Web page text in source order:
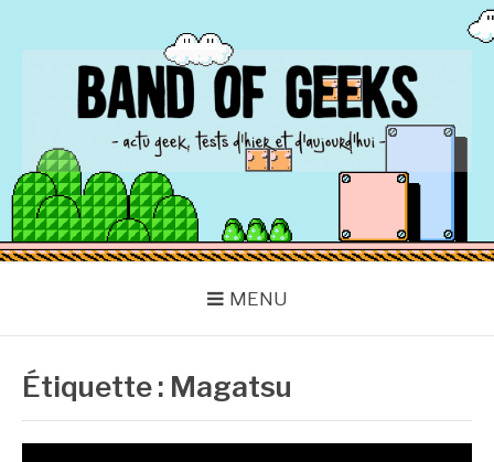
BAND OF GEEKS
Actu Geek d'hier et d'aujourd'hui
MENU
Étiquette : Magatsu